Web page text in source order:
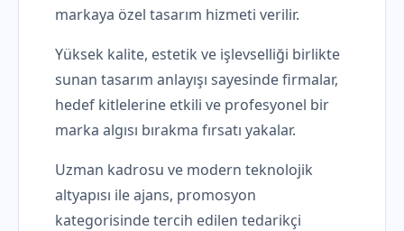
markaya özel tasarım hizmeti verilir.
Yüksek kalite, estetik ve işlevselliği birlikte
sunan tasarım anlayışı sayesinde firmalar,
hedef kitlelerine etkili ve profesyonel bir
marka algısı bırakma fırsatı yakalar.
Uzman kadrosu ve modern teknolojik
altyapısı ile ajans, promosyon
kategorisinde tercih edilen tedarikçi